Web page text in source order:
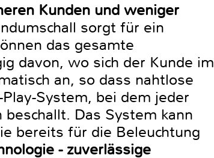
Kunden und weniger
sorgt für ein
das gesamte
davon, wo sich der Kunde im
an, so dass nahtlose
System, bei dem jeder
Das System kann
bereits für die Beleuchtung
- zuverlässige